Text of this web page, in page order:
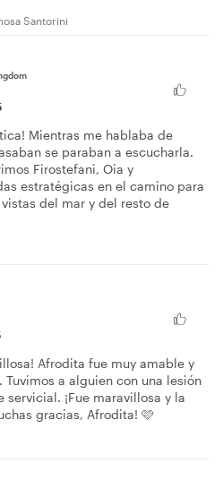
Santorini
Mientras me hablaba de
se paraban a escucharla.
Firostefani, Oia y
estratégicas en el camino para
del mar y del resto de
Afrodita fue muy amable y
a alguien con una lesión
¡Fue maravillosa y la
gracias, Afrodita! 🩷